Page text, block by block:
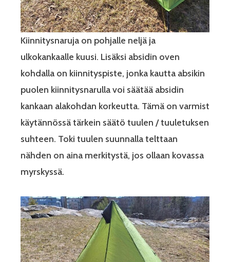
Kiinnitysnaruja on pohjalle neljä ja
ulkokankaalle kuusi. Lisäksi absidin oven
kohdalla on kiinnityspiste, jonka kautta absikin
puolen kiinnitysnarulla voi säätää absidin
kankaan alakohdan korkeutta. Tämä on varmist
käytännössä tärkein säätö tuulen / tuuletuksen
suhteen. Toki tuulen suunnalla telttaan
nähden on aina merkitystä, jos ollaan kovassa
myrskyssä.